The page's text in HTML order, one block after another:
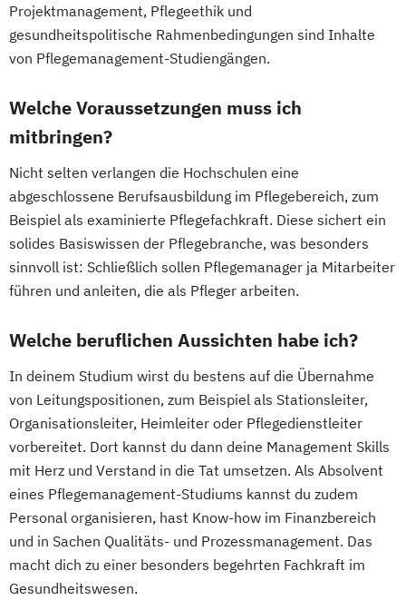
Projektmanagement, Pflegeethik und
gesundheitspolitische Rahmenbedingungen sind Inhalte
von Pflegemanagement-Studiengängen.
Welche Voraussetzungen muss ich
mitbringen?
Nicht selten verlangen die Hochschulen eine
abgeschlossene Berufsausbildung im Pflegebereich, zum
Beispiel als examinierte Pflegefachkraft. Diese sichert ein
solides Basiswissen der Pflegebranche, was besonders
sinnvoll ist: Schließlich sollen Pflegemanager ja Mitarbeiter
führen und anleiten, die als Pfleger arbeiten.
Welche beruflichen Aussichten habe ich?
In deinem Studium wirst du bestens auf die Übernahme
von Leitungspositionen, zum Beispiel als Stationsleiter,
Organisationsleiter, Heimleiter oder Pflegedienstleiter
vorbereitet. Dort kannst du dann deine Management Skills
mit Herz und Verstand in die Tat umsetzen. Als Absolvent
eines Pflegemanagement-Studiums kannst du zudem
Personal organisieren, hast Know-how im Finanzbereich
und in Sachen Qualitäts- und Prozessmanagement. Das
macht dich zu einer besonders begehrten Fachkraft im
Gesundheitswesen.